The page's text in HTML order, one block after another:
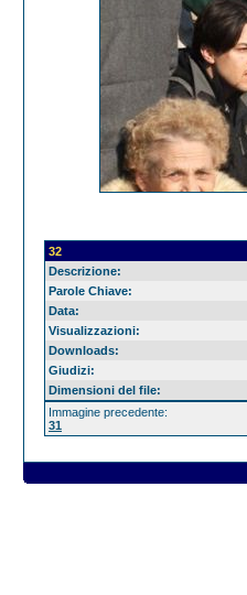
32
Descrizione:
Parole Chiave:
Data:
Visualizzazioni:
Downloads:
Giudizi:
Dimensioni del file:
Immagine precedente:
31